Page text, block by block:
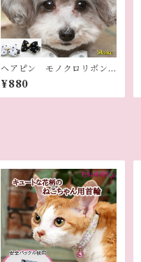
ヘアピン モノクロリボン
（犬用）
¥880